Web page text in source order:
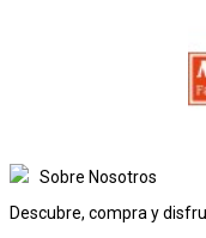
Sobre Nosotros
Descubre, compra y